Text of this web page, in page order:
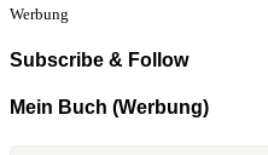
Werbung
Subscribe & Follow
Mein Buch (Werbung)